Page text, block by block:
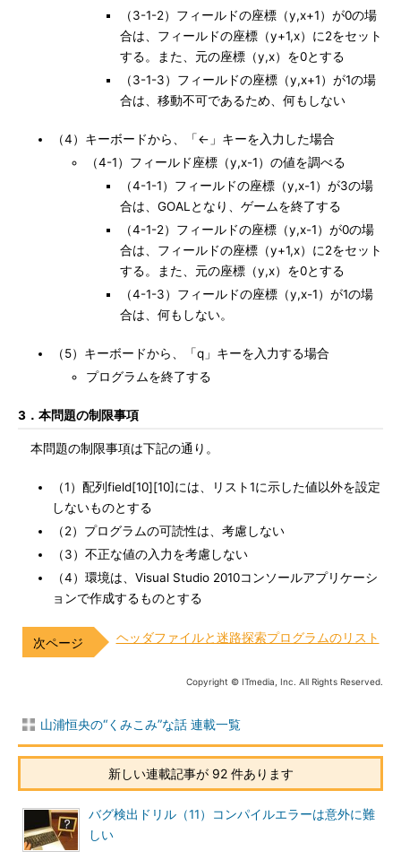
（3-1-2）フィールドの座標（y,x+1）が0の場
合は、フィールドの座標（y+1,x）に2をセット
する。また、元の座標（y,x）を0とする
（3-1-3）フィールドの座標（y,x+1）が1の場
合は、移動不可であるため、何もしない
（4）キーボードから、「←」キーを入力した場合
（4-1）フィールド座標（y,x-1）の値を調べる
（4-1-1）フィールドの座標（y,x-1）が3の場
合は、GOALとなり、ゲームを終了する
（4-1-2）フィールドの座標（y,x-1）が0の場
合は、フィールドの座標（y+1,x）に2をセット
する。また、元の座標（y,x）を0とする
（4-1-3）フィールドの座標（y,x-1）が1の場
合は、何もしない。
（5）キーボードから、「q」キーを入力する場合
プログラムを終了する
3．本問題の制限事項
本問題の制限事項は下記の通り。
（1）配列field[10][10]には、リスト1に示した値以外を設定
しないものとする
（2）プログラムの可読性は、考慮しない
（3）不正な値の入力を考慮しない
（4）環境は、Visual Studio 2010コンソールアプリケーシ
ョンで作成するものとする
ヘッダファイルと迷路探索プログラムのリスト
Copyright © ITmedia, Inc. All Rights Reserved.
山浦恒央の“くみこみ”な話 連載一覧
新しい連載記事が 92 件あります
バグ検出ドリル（11）コンパイルエラーは意外に難
しい